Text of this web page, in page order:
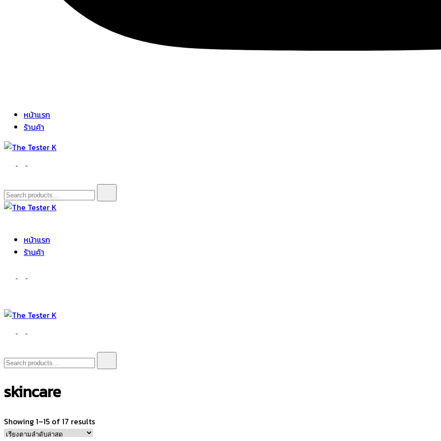
หน้าแรก
ร้านค้า
The Tester K
Korean cosmetics
Search
for:
หน้าแรก
ร้านค้า
The Tester K
Korean cosmetics
Search
for:
skincare
Showing 1–15 of 17 resultsSorted